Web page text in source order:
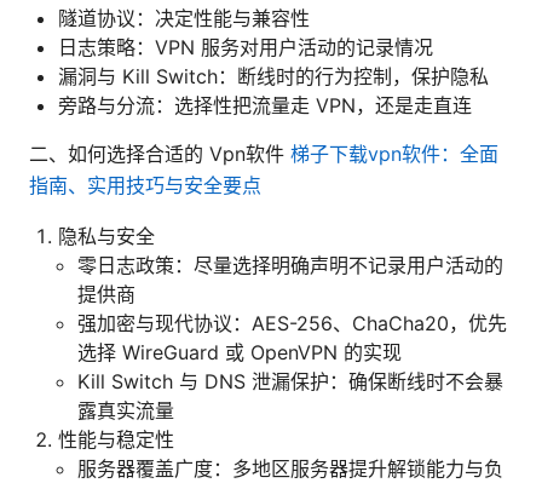
隧道协议：决定性能与兼容性
日志策略：VPN 服务对用户活动的记录情况
漏洞与 Kill Switch：断线时的行为控制，保护隐私
旁路与分流：选择性把流量走 VPN，还是走直连
二、如何选择合适的 Vpn软件 梯子下载vpn软件：全面
指南、实用技巧与安全要点
隐私与安全
零日志政策：尽量选择明确声明不记录用户活动的
提供商
强加密与现代协议：AES-256、ChaCha20，优先
选择 WireGuard 或 OpenVPN 的实现
Kill Switch 与 DNS 泄漏保护：确保断线时不会暴
露真实流量
性能与稳定性
服务器覆盖广度：多地区服务器提升解锁能力与负